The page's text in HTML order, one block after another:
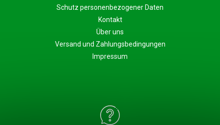
Schutz personenbezogener Daten
Kontakt
Über uns
Versand und Zahlungsbedingungen
Impressum